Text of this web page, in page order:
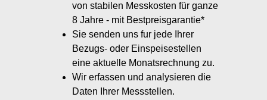
von stabilen Messkosten für ganze
8 Jahre - mit Bestpreisgarantie*
Sie senden uns fur jede Ihrer
Bezugs- oder Einspeisestellen
eine aktuelle Monatsrechnung zu.
Wir erfassen und analysieren die
Daten Ihrer Messstellen.